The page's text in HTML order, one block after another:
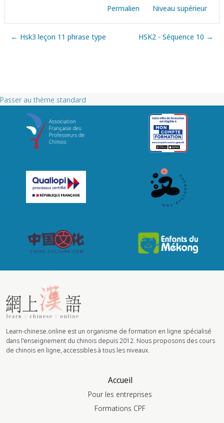
Permalien Niveau supérieur
← Hsk3 leçon 11 phrase type HSK2 - Séquence 10 →
Passer au thème standard
Learn-chinese.online est un organisme de formation en ligne spécialisé
dans l'enseignement du chinois depuis 2012. Nous proposons des cours
de chinois en ligne, accessibles à tous les niveaux.
Accueil
Pour les entreprises
Formations CPF